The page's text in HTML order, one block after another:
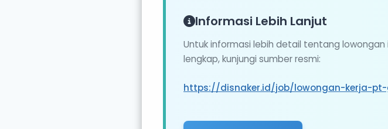
Informasi Lebih Lanjut
Untuk informasi lebih detail tentang
lengkap, kunjungi sumber resmi:
https://disnaker.id/job/lowongan-kerja-